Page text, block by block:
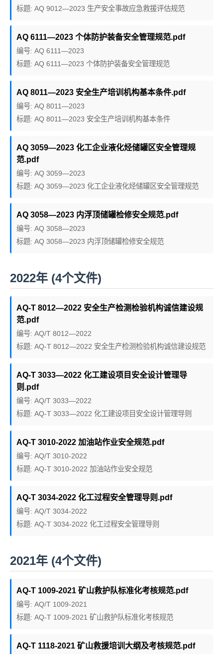
标题: AQ 9012—2023 生产安全事故应急救援评估规范
AQ 6111—2023 个体防护装备安全管理规范.pdf
编号: AQ 6111—2023
标题: AQ 6111—2023 个体防护装备安全管理规范
AQ 8011—2023 安全生产培训机构基本条件.pdf
编号: AQ 8011—2023
标题: AQ 8011—2023 安全生产培训机构基本条件
AQ 3059—2023 化工企业液化烃储罐区安全管理规
范.pdf
编号: AQ 3059—2023
标题: AQ 3059—2023 化工企业液化烃储罐区安全管理规范
AQ 3058—2023 内浮顶储罐检修安全规范.pdf
编号: AQ 3058—2023
标题: AQ 3058—2023 内浮顶储罐检修安全规范
2022年 (4个文件)
AQ-T 8012—2022 安全生产检测检验机构诚信建设规
范.pdf
编号: AQ/T 8012—2022
标题: AQ-T 8012—2022 安全生产检测检验机构诚信建设规范
AQ-T 3033—2022 化工建设项目安全设计管理导
则.pdf
编号: AQ/T 3033—2022
标题: AQ-T 3033—2022 化工建设项目安全设计管理导则
AQ-T 3010-2022 加油站作业安全规范.pdf
编号: AQ/T 3010-2022
标题: AQ-T 3010-2022 加油站作业安全规范
AQ-T 3034-2022 化工过程安全管理导则.pdf
编号: AQ/T 3034-2022
标题: AQ-T 3034-2022 化工过程安全管理导则
2021年 (4个文件)
AQ-T 1009-2021 矿山救护队标准化考核规范.pdf
编号: AQ/T 1009-2021
标题: AQ-T 1009-2021 矿山救护队标准化考核规范
AQ-T 1118-2021 矿山救援培训大纲及考核规范.pdf